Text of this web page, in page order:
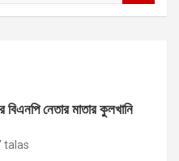
বিএনপি নেতার মাতার কুলখানি
talas